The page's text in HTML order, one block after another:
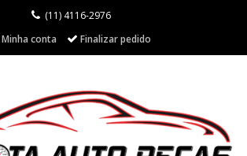
(11) 4116-2976
Minha conta
Finalizar pedido